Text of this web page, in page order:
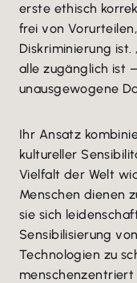
erste ethisch
frei von Vorurteilen,
Diskriminierung ist.
alle zugänglich ist
unausgewogene
Ihr Ansatz
kultureller
Vielfalt der Welt
Menschen dienen
sie sich
Sensibilisierung
Technologien zu
menschenzentriert